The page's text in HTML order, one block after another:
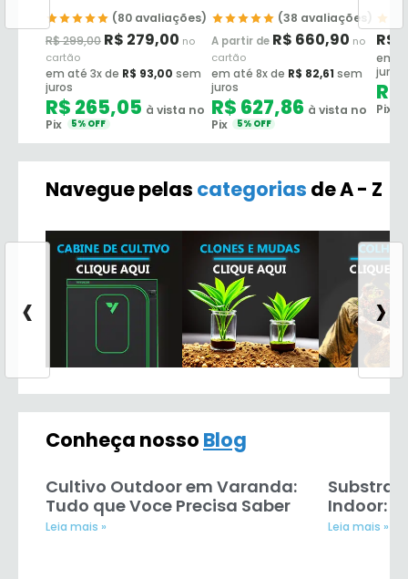
(80 avaliações)
R$299,00 R$ 279,00 no
cartão
em até 3x de R$ 93,00 sem
juros
R$ 265,05 à vista no
Pix
5% OFF
(38 avaliações)
A partir de R$ 660,90 no
cartão
em até 8x de R$ 82,61 sem
juros
R$ 627,86 à vista no
Pix
5% OFF
R$
em
juros
R$
Pix
Navegue pelas categorias de A - Z
‹ ›
Conheça nosso Blog
Cultivo Outdoor em Varanda:
Tudo que Voce Precisa Saber
Leia mais »
Indoor:
Leia mais »